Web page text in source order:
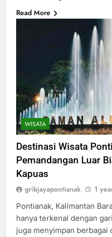
Read More
WISATA
Destinasi Wisata
Pemandangan Luar
Kapuas
gribjayapontianak 1
Pontianak, Kalimantan
hanya terkenal dengan
juga menyimpan berbagai